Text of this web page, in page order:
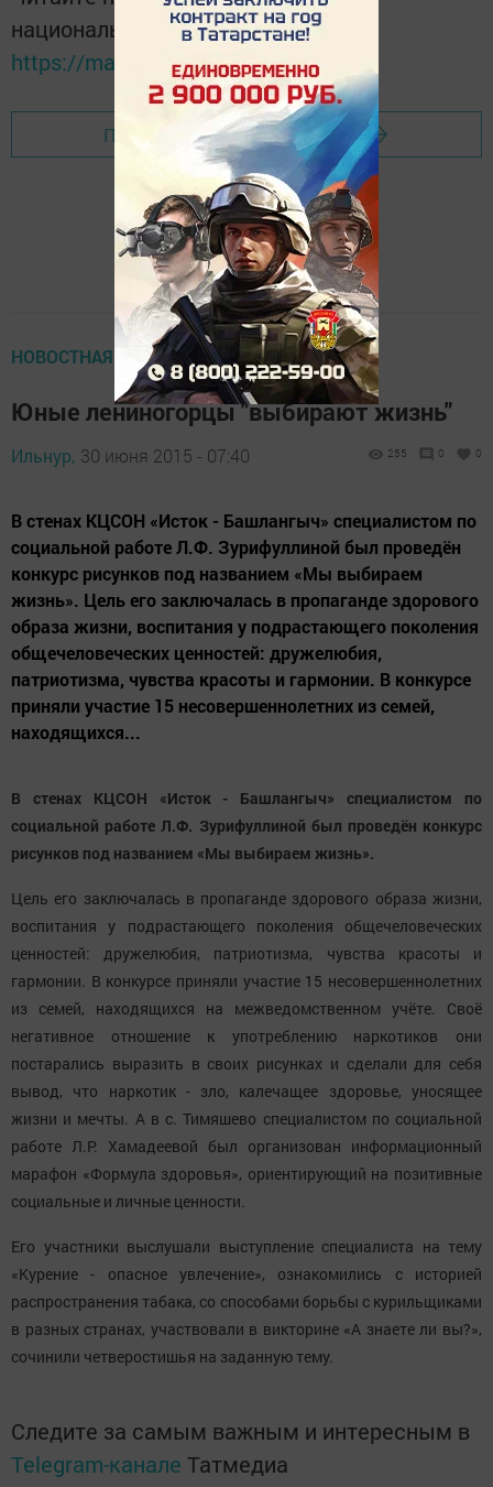
национальном мессенджере MАХ:
https://max.ru/tatmedia
Перейти на страницу новости
НОВОСТНАЯ ЛЕНТА
Юные лениногорцы "выбирают жизнь"
Ильнур, 30 июня 2015 - 07:40 255 0 0
В стенах КЦСОН «Исток - Башлангыч» специалистом по
социальной работе Л.Ф. Зурифуллиной был проведён
конкурс рисунков под названием «Мы выбираем
жизнь». Цель его заключалась в пропаганде здорового
образа жизни, воспитания у подрастающего поколения
общечеловеческих ценностей: дружелюбия,
патриотизма, чувства красоты и гармонии. В конкурсе
приняли участие 15 несовершеннолетних из семей,
находящихся...
В стенах КЦСОН «Исток - Башлангыч» специалистом по
социальной работе Л.Ф. Зурифуллиной был проведён конкурс
рисунков под названием «Мы выбираем жизнь».
Цель его заключалась в пропаганде здорового образа жизни,
воспитания у подрастающего поколения общечеловеческих
ценностей: дружелюбия, патриотизма, чувства красоты и
гармонии. В конкурсе приняли участие 15 несовершеннолетних
из семей, находящихся на межведомственном учёте. Своё
негативное отношение к употреблению наркотиков они
постарались выразить в своих рисунках и сделали для себя
вывод, что наркотик - зло, калечащее здоровье, уносящее
жизни и мечты. А в с. Тимяшево специалистом по социальной
работе Л.Р. Хамадеевой был организован информационный
марафон «Формула здоровья», ориентирующий на позитивные
социальные и личные ценности.
Его участники выслушали выступление специалиста на тему
«Курение - опасное увлечение», ознакомились с историей
распространения табака, со способами борьбы с курильщиками
в разных странах, участвовали в викторине «А знаете ли вы?»,
сочинили четверостишья на заданную тему.
Следите за самым важным и интересным в
Telegram-канале Татмедиа